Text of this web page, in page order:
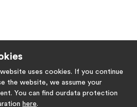
uses cookies. If you continue
the website, we assume your
You can find ourdata protection
here.